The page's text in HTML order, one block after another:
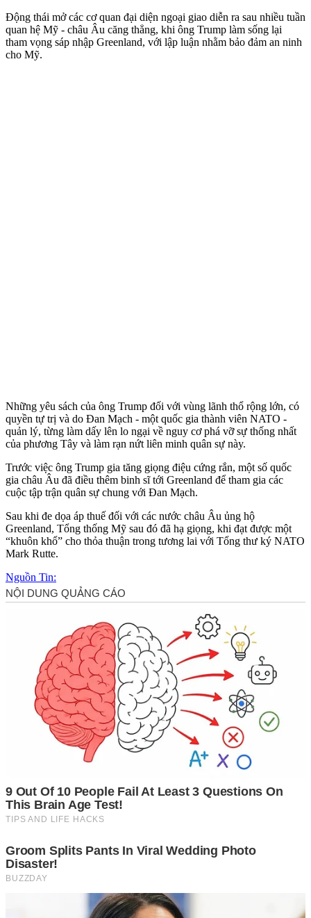
Động thái mở các cơ quan đại diện ngoại giao diễn ra sau nhiều tuần
quan hệ Mỹ - châu Âu căng thẳng, khi ông Trump làm sống lại
tham vọng sáp nhập Greenland, với lập luận nhằm bảo đảm an ninh
cho Mỹ.
Những yêu sách của ông Trump đối với vùng lãnh thổ rộng lớn, có
quyền tự trị và do Đan Mạch - một quốc gia thành viên NATO -
quản lý, từng làm dấy lên lo ngại về nguy cơ phá vỡ sự thống nhất
của phương Tây và làm rạn nứt liên minh quân sự này.
Trước việc ông Trump gia tăng giọng điệu cứng rắn, một số quốc
gia châu Âu đã điều thêm binh sĩ tới Greenland để tham gia các
cuộc tập trận quân sự chung với Đan Mạch.
Sau khi đe dọa áp thuế đối với các nước châu Âu ủng hộ
Greenland, Tổng thống Mỹ sau đó đã hạ giọng, khi đạt được một
“khuôn khổ” cho thỏa thuận trong tương lai với Tổng thư ký NATO
Mark Rutte.
Nguồn Tin: